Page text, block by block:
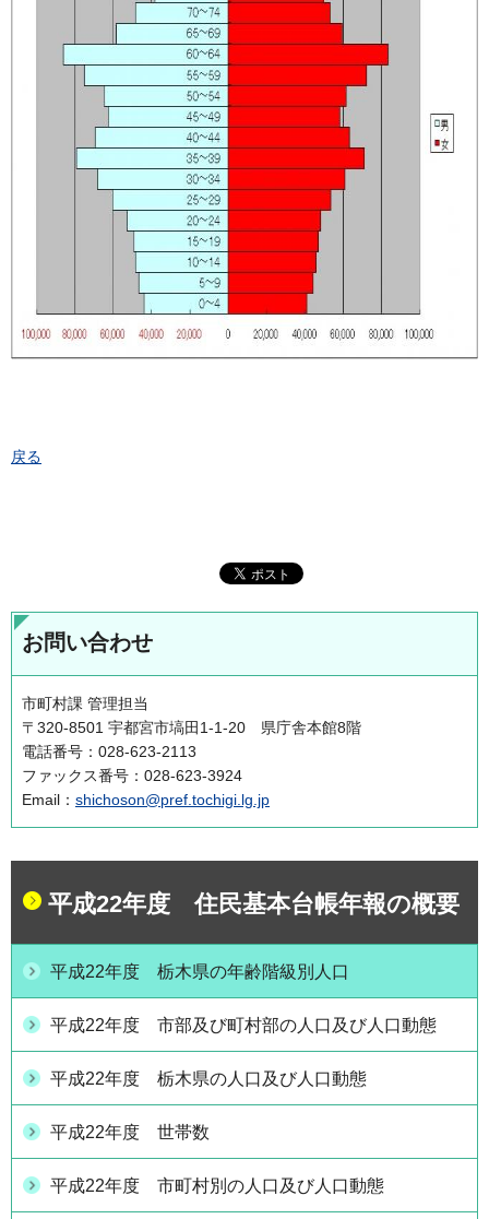
戻る
お問い合わせ
市町村課 管理担当
〒320-8501 宇都宮市塙田1-1-20 県庁舎本館8階
電話番号：028-623-2113
ファックス番号：028-623-3924
Email： shichoson@pref.tochigi.lg.jp
平成22年度 住民基本台帳年報の概要
平成22年度 栃木県の年齢階級別人口
平成22年度 市部及び町村部の人口及び人口動態
平成22年度 栃木県の人口及び人口動態
平成22年度 世帯数
平成22年度 市町村別の人口及び人口動態